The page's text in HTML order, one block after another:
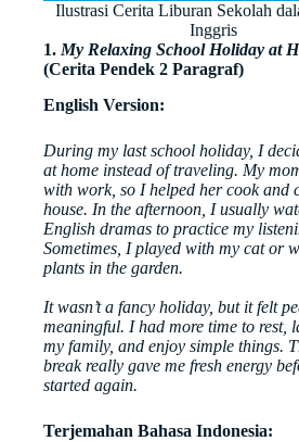
Ilustrasi Cerita Liburan Sekolah
Inggris
1. My Relaxing School Holiday at
(Cerita Pendek 2 Paragraf)
English Version:
During my last school holiday, I
at home instead of traveling. My
with work, so I helped her cook and
house. In the afternoon, I usually
English dramas to practice my
Sometimes, I played with my cat or
plants in the garden.
It wasn’t a fancy holiday, but it felt
meaningful. I had more time to rest,
my family, and enjoy simple things.
break really gave me fresh energy
started again.
Terjemahan Bahasa Indonesia: